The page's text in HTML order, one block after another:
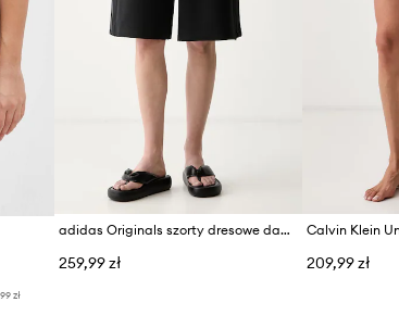
zł
adidas Originals szorty dresowe damskie z bawełną SST 2.0
259,99 zł 209,99 zł